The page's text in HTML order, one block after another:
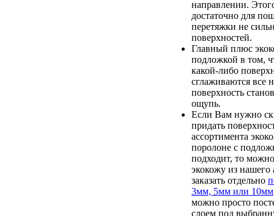
направлении.
достаточно для
перетяжки не
поверхностей.
Главный плюс
подложкой в том,
какой-либо
сглаживаются все
поверхность
ощупь.
Если Вам нужно
придать
ассортимента
поролоне с
подходит, то
экокожу из нашего
заказать отдельно
3мм, 5мм или 10мм
можно просто
слоем под